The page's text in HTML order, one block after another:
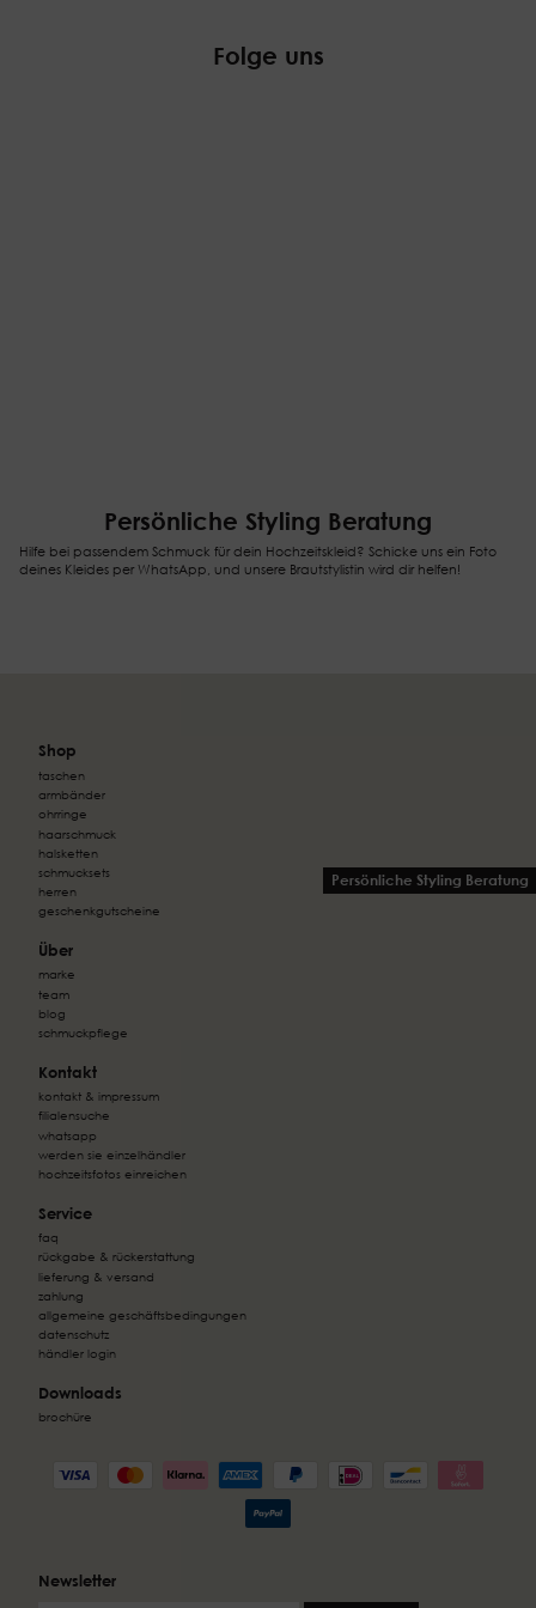
Persönliche Styling Beratung
Folge uns
Persönliche Styling Beratung
Hilfe bei passendem Schmuck für dein Hochzeitskleid? Schicke uns ein Foto
deines Kleides per WhatsApp, und unsere Brautstylistin wird dir helfen!
Shop
taschen
armbänder
ohrringe
haarschmuck
halsketten
schmucksets
herren
geschenkgutscheine
Über
marke
team
blog
schmuckpflege
Kontakt
kontakt & impressum
filialensuche
whatsapp
werden sie einzelhändler
hochzeitsfotos einreichen
Service
faq
rückgabe & rückerstattung
lieferung & versand
zahlung
allgemeine geschäftsbedingungen
datenschutz
händler login
Downloads
brochüre
Newsletter